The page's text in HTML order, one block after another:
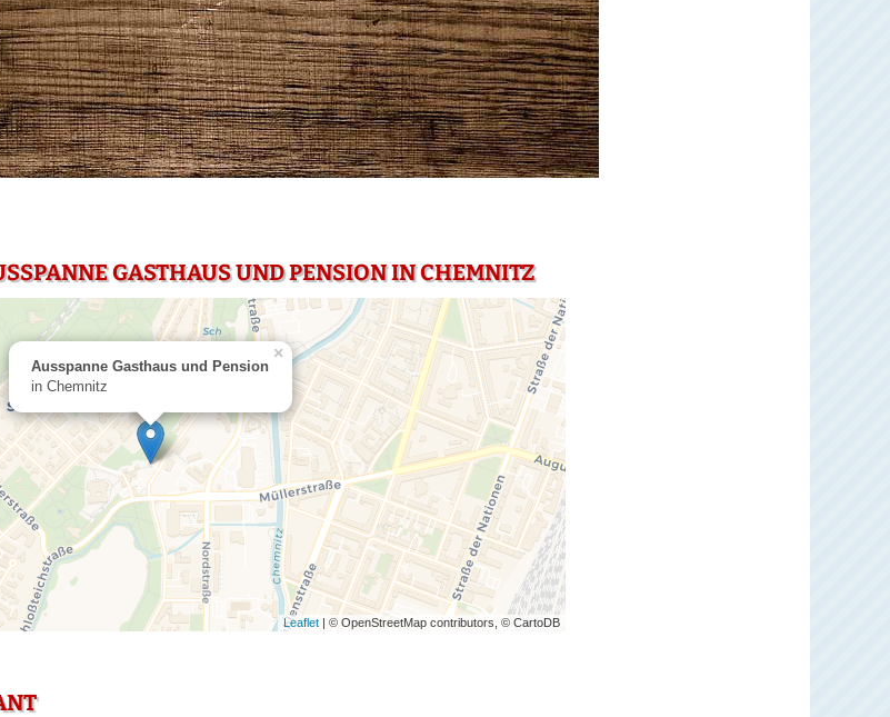
GASTHAUS UND PENSION IN CHEMNITZ
Ausspanne Gasthaus und Pension
in Chemnitz
×
Leaflet | © OpenStreetMap contributors, © CartoDB